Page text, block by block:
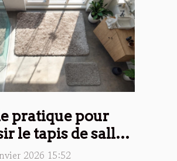
pratique pour
le tapis de salle
idéal
2026 15:52